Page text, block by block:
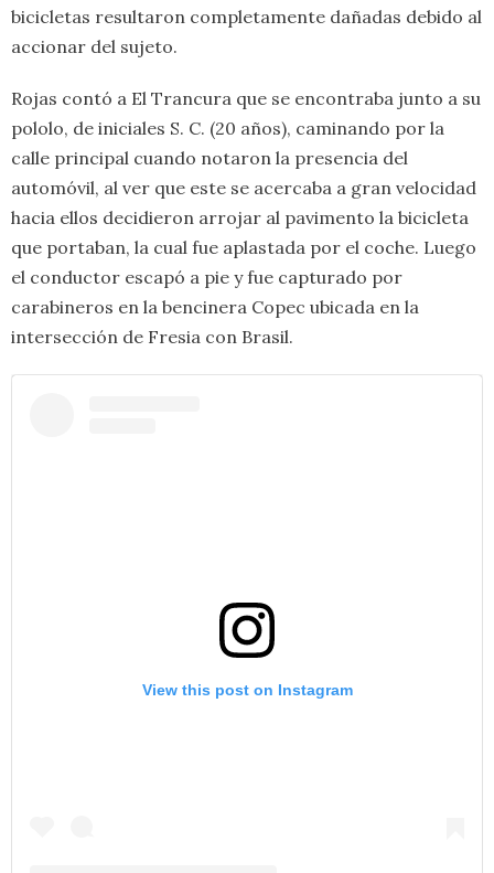
bicicletas resultaron completamente dañadas debido al
accionar del sujeto.
Rojas contó a El Trancura que se encontraba junto a su
pololo, de iniciales S. C. (20 años), caminando por la
calle principal cuando notaron la presencia del
automóvil, al ver que este se acercaba a gran velocidad
hacia ellos decidieron arrojar al pavimento la bicicleta
que portaban, la cual fue aplastada por el coche. Luego
el conductor escapó a pie y fue capturado por
carabineros en la bencinera Copec ubicada en la
intersección de Fresia con Brasil.
View this post on Instagram